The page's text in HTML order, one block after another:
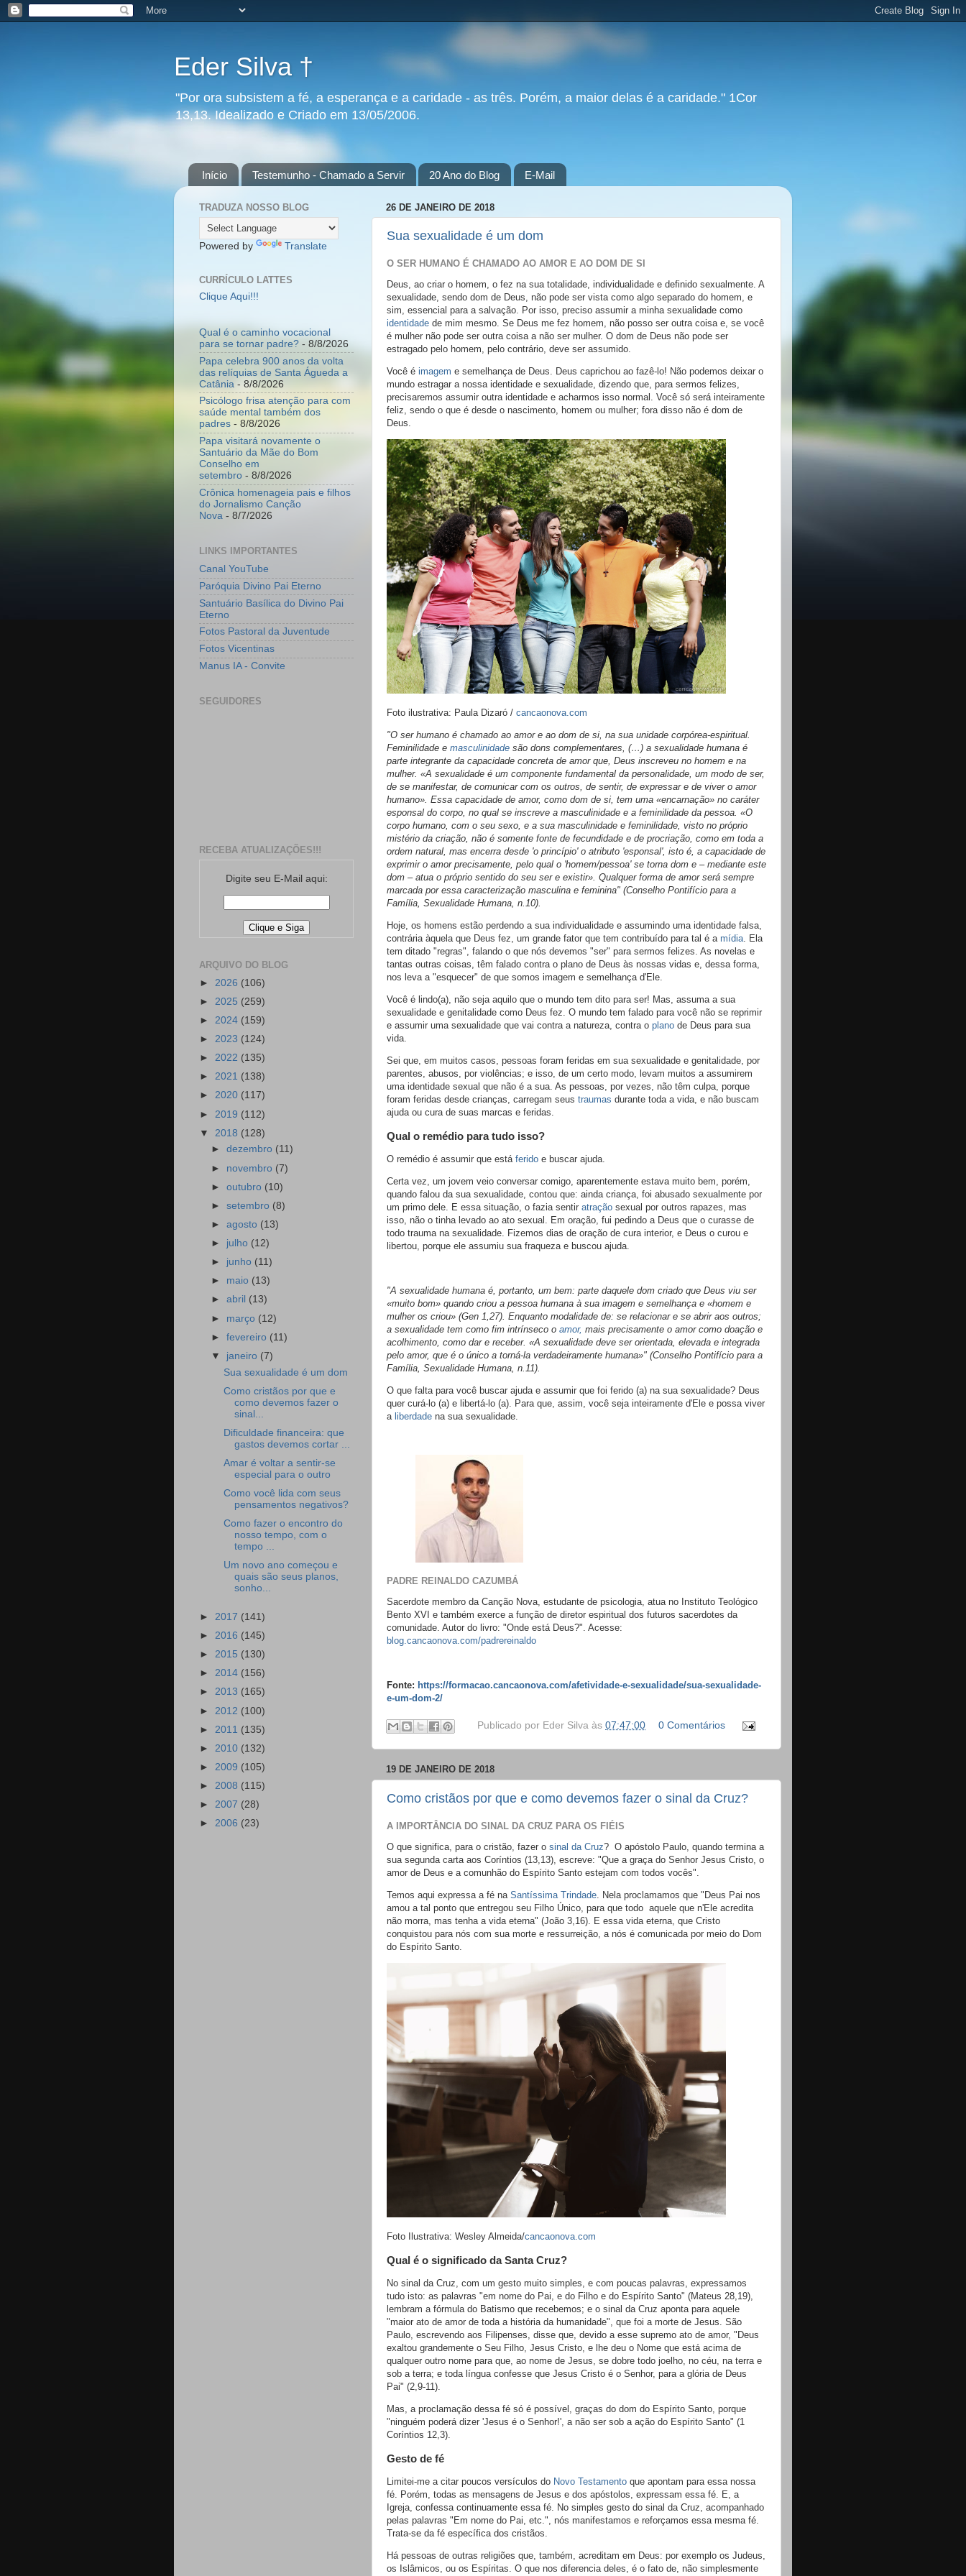
Eder Silva †
"Por ora subsistem a fé, a esperança e a caridade - as três. Porém, a maior delas é a caridade." 1Cor
13,13. Idealizado e Criado em 13/05/2006.
Início Testemunho - Chamado a Servir 20 Ano do Blog E-Mail
26 DE JANEIRO DE 2018
Sua sexualidade é um dom
O SER HUMANO É CHAMADO AO AMOR E AO DOM DE SI
Deus, ao criar o homem, o fez na sua totalidade, individualidade e definido sexualmente. A
sexualidade, sendo dom de Deus, não pode ser vista como algo separado do homem, e
sim, essencial para a salvação. Por isso, preciso assumir a minha sexualidade como
identidade de mim mesmo. Se Deus me fez homem, não posso ser outra coisa e, se você
é mulher não pode ser outra coisa a não ser mulher. O dom de Deus não pode ser
estragado pelo homem, pelo contrário, deve ser assumido.
Você é imagem e semelhança de Deus. Deus caprichou ao fazê-lo! Não podemos deixar o
mundo estragar a nossa identidade e sexualidade, dizendo que, para sermos felizes,
precisaremos assumir outra identidade e acharmos isso normal. Você só será inteiramente
feliz, sendo o que é desde o nascimento, homem ou mulher; fora disso não é dom de
Deus.
Foto ilustrativa: Paula Dizaró / cancaonova.com
"O ser humano é chamado ao amor e ao dom de si, na sua unidade corpórea-espiritual.
Feminilidade e masculinidade são dons complementares, (…) a sexualidade humana é
parte integrante da capacidade concreta de amor que, Deus inscreveu no homem e na
mulher. «A sexualidade é um componente fundamental da personalidade, um modo de ser,
de se manifestar, de comunicar com os outros, de sentir, de expressar e de viver o amor
humano». Essa capacidade de amor, como dom de si, tem uma «encarnação» no caráter
esponsal do corpo, no qual se inscreve a masculinidade e a feminilidade da pessoa. «O
corpo humano, com o seu sexo, e a sua masculinidade e feminilidade, visto no próprio
mistério da criação, não é somente fonte de fecundidade e de procriação, como em toda a
ordem natural, mas encerra desde 'o princípio' o atributo 'esponsal', isto é, a capacidade de
exprimir o amor precisamente, pelo qual o 'homem/pessoa' se torna dom e – mediante este
dom – atua o próprio sentido do seu ser e existir». Qualquer forma de amor será sempre
marcada por essa caracterização masculina e feminina" (Conselho Pontifício para a
Família, Sexualidade Humana, n.10).
Hoje, os homens estão perdendo a sua individualidade e assumindo uma identidade falsa,
contrária àquela que Deus fez, um grande fator que tem contribuído para tal é a mídia. Ela
tem ditado "regras", falando o que nós devemos "ser" para sermos felizes. As novelas e
tantas outras coisas, têm falado contra o plano de Deus às nossas vidas e, dessa forma,
nos leva a "esquecer" de que somos imagem e semelhança d'Ele.
Você é lindo(a), não seja aquilo que o mundo tem dito para ser! Mas, assuma a sua
sexualidade e genitalidade como Deus fez. O mundo tem falado para você não se reprimir
e assumir uma sexualidade que vai contra a natureza, contra o plano de Deus para sua
vida.
Sei que, em muitos casos, pessoas foram feridas em sua sexualidade e genitalidade, por
parentes, abusos, por violências; e isso, de um certo modo, levam muitos a assumirem
uma identidade sexual que não é a sua. As pessoas, por vezes, não têm culpa, porque
foram feridas desde crianças, carregam seus traumas durante toda a vida, e não buscam
ajuda ou cura de suas marcas e feridas.
Qual o remédio para tudo isso?
O remédio é assumir que está ferido e buscar ajuda.
Certa vez, um jovem veio conversar comigo, aparentemente estava muito bem, porém,
quando falou da sua sexualidade, contou que: ainda criança, foi abusado sexualmente por
um primo dele. E essa situação, o fazia sentir atração sexual por outros rapazes, mas
isso, não o tinha levado ao ato sexual. Em oração, fui pedindo a Deus que o curasse de
todo trauma na sexualidade. Fizemos dias de oração de cura interior, e Deus o curou e
libertou, porque ele assumiu sua fraqueza e buscou ajuda.
"A sexualidade humana é, portanto, um bem: parte daquele dom criado que Deus viu ser
«muito bom» quando criou a pessoa humana à sua imagem e semelhança e «homem e
mulher os criou» (Gen 1,27). Enquanto modalidade de: se relacionar e se abrir aos outros;
a sexualidade tem como fim intrínseco o amor, mais precisamente o amor como doação e
acolhimento, como dar e receber. «A sexualidade deve ser orientada, elevada e integrada
pelo amor, que é o único a torná-la verdadeiramente humana»" (Conselho Pontifício para a
Família, Sexualidade Humana, n.11).
O que falta para você buscar ajuda e assumir que foi ferido (a) na sua sexualidade? Deus
quer curá-lo (a) e libertá-lo (a). Para que, assim, você seja inteiramente d'Ele e possa viver
a liberdade na sua sexualidade.
PADRE REINALDO CAZUMBÁ
Sacerdote membro da Canção Nova, estudante de psicologia, atua no Instituto Teológico
Bento XVI e também exerce a função de diretor espiritual dos futuros sacerdotes da
comunidade. Autor do livro: "Onde está Deus?". Acesse:
blog.cancaonova.com/padrereinaldo
Fonte: https://formacao.cancaonova.com/afetividade-e-sexualidade/sua-sexualidade-
e-um-dom-2/
Publicado por Eder Silva às 07:47:00 0 Comentários
19 DE JANEIRO DE 2018
Como cristãos por que e como devemos fazer o sinal da Cruz?
A IMPORTÂNCIA DO SINAL DA CRUZ PARA OS FIÉIS
O que significa, para o cristão, fazer o sinal da Cruz? O apóstolo Paulo, quando termina a
sua segunda carta aos Coríntios (13,13), escreve: "Que a graça do Senhor Jesus Cristo, o
amor de Deus e a comunhão do Espírito Santo estejam com todos vocês".
Temos aqui expressa a fé na Santíssima Trindade . Nela proclamamos que "Deus Pai nos
amou a tal ponto que entregou seu Filho Único, para que todo aquele que n'Ele acredita
não morra, mas tenha a vida eterna" (João 3,16). E essa vida eterna, que Cristo
conquistou para nós com sua morte e ressurreição, a nós é comunicada por meio do Dom
do Espírito Santo.
Foto Ilustrativa: Wesley Almeida/cancaonova.com
Qual é o significado da Santa Cruz?
No sinal da Cruz, com um gesto muito simples, e com poucas palavras, expressamos
tudo isto: as palavras "em nome do Pai, e do Filho e do Espírito Santo" (Mateus 28,19),
lembram a fórmula do Batismo que recebemos; e o sinal da Cruz aponta para aquele
"maior ato de amor de toda a história da humanidade", que foi a morte de Jesus. São
Paulo, escrevendo aos Filipenses, disse que, devido a esse supremo ato de amor, "Deus
exaltou grandemente o Seu Filho, Jesus Cristo, e lhe deu o Nome que está acima de
qualquer outro nome para que, ao nome de Jesus, se dobre todo joelho, no céu, na terra e
sob a terra; e toda língua confesse que Jesus Cristo é o Senhor, para a glória de Deus
Pai" (2,9-11).
Mas, a proclamação dessa fé só é possível, graças do dom do Espírito Santo, porque
"ninguém poderá dizer 'Jesus é o Senhor!', a não ser sob a ação do Espírito Santo" (1
Coríntios 12,3).
Gesto de fé
Limitei-me a citar poucos versículos do Novo Testamento que apontam para essa nossa
fé. Porém, todas as mensagens de Jesus e dos apóstolos, expressam essa fé. E, a
Igreja, confessa continuamente essa fé. No simples gesto do sinal da Cruz, acompanhado
pelas palavras "Em nome do Pai, etc.", nós manifestamos e reforçamos essa mesma fé.
Trata-se da fé específica dos cristãos.
Há pessoas de outras religiões que, também, acreditam em Deus: por exemplo os Judeus,
os Islâmicos, ou os Espíritas. O que nos diferencia deles, é o fato de, não simplesmente
TRADUZA NOSSO BLOG
Powered by Translate
CURRÍCULO LATTES
Clique Aqui!!!
Qual é o caminho vocacional
para se tornar padre? - 8/8/2026
Papa celebra 900 anos da volta
das relíquias de Santa Águeda a
Catânia - 8/8/2026
Psicólogo frisa atenção para com
saúde mental também dos
padres - 8/8/2026
Papa visitará novamente o
Santuário da Mãe do Bom
Conselho em
setembro - 8/8/2026
Crônica homenageia pais e filhos
do Jornalismo Canção
Nova - 8/7/2026
LINKS IMPORTANTES
Canal YouTube
Paróquia Divino Pai Eterno
Santuário Basílica do Divino Pai
Eterno
Fotos Pastoral da Juventude
Fotos Vicentinas
Manus IA - Convite
SEGUIDORES
RECEBA ATUALIZAÇÕES!!!
Digite seu E-Mail aqui:
ARQUIVO DO BLOG
► 2026 (106)
► 2025 (259)
► 2024 (159)
► 2023 (124)
► 2022 (135)
► 2021 (138)
► 2020 (117)
► 2019 (112)
▼ 2018 (128)
►dezembro (11)
► novembro (7)
►outubro (10)
►setembro (8)
►agosto (13)
► julho (12)
► junho (11)
► maio (13)
►abril (13)
► março (12)
►fevereiro (11)
▼ janeiro (7)
Sua sexualidade é um dom
Como cristãos por que e
como devemos fazer o
sinal...
Dificuldade financeira: que
gastos devemos cortar ...
Amar é voltar a sentir-se
especial para o outro
Como você lida com seus
pensamentos negativos?
Como fazer o encontro do
nosso tempo, com o
tempo ...
Um novo ano começou e
quais são seus planos,
sonho...
► 2017 (141)
► 2016 (145)
► 2015 (130)
► 2014 (156)
► 2013 (165)
► 2012 (100)
► 2011 (135)
► 2010 (132)
► 2009 (105)
► 2008 (115)
► 2007 (28)
► 2006 (23)